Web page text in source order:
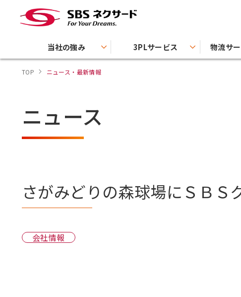
当社の強み 3PLサービス 物流サ
TOP ニュース・最新情報
ニュース
さがみどりの森球場にＳＢＳ
会社情報